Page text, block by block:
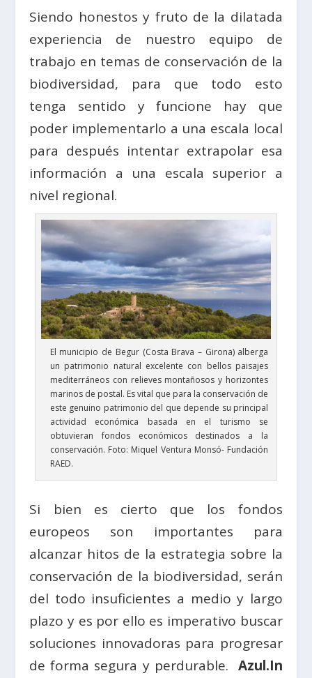
Siendo honestos y fruto de la dilatada
experiencia de nuestro equipo de
trabajo en temas de conservación de la
biodiversidad, para que todo esto
tenga sentido y funcione hay que
poder implementarlo a una escala local
para después intentar extrapolar esa
información a una escala superior a
nivel regional.
El municipio de Begur (Costa Brava – Girona) alberga
un patrimonio natural excelente con bellos paisajes
mediterráneos con relieves montañosos y horizontes
marinos de postal. Es vital que para la conservación de
este genuino patrimonio del que depende su principal
actividad económica basada en el turismo se
obtuvieran fondos económicos destinados a la
conservación. Foto: Miquel Ventura Monsó- Fundación
RAED.
Si bien es cierto que los fondos
europeos son importantes para
alcanzar hitos de la estrategia sobre la
conservación de la biodiversidad, serán
del todo insuficientes a medio y largo
plazo y es por ello es imperativo buscar
soluciones innovadoras para progresar
de forma segura y perdurable. Azul.In